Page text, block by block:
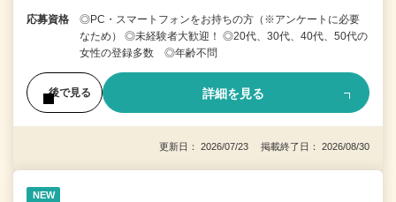
応募資格
◎PC・スマートフォンをお持ちの方（※アンケートに必要
なため） ◎未経験者大歓迎！ ◎20代、30代、40代、50代の
女性の登録多数 ◎年齢不問
後で見る 詳細を見る
更新日： 2026/07/23 掲載終了日： 2026/08/30
NEW